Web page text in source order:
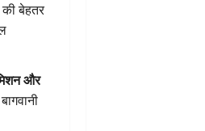
की बेहतर
और